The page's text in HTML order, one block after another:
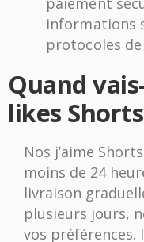
informations
protocoles
Quand
likes
Nos j’aime
moins de 24
livraison
plusieurs jours,
vos préférences.